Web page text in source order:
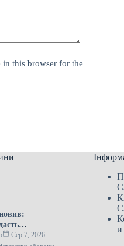
in this browser for the
Сер 7, 2026
и